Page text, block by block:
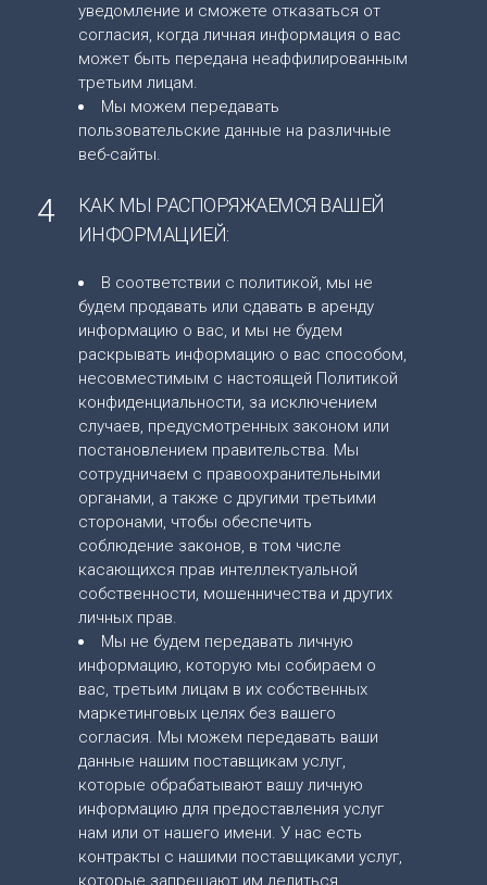
уведомление и сможете отказаться от
согласия, когда личная информация о вас
может быть передана неаффилированным
третьим лицам.
Мы можем передавать
пользовательские данные на различные
веб-сайты.
4
КАК МЫ РАСПОРЯЖАЕМСЯ ВАШЕЙ
ИНФОРМАЦИЕЙ:
В соответствии с политикой, мы не
будем продавать или сдавать в аренду
информацию о вас, и мы не будем
раскрывать информацию о вас способом,
несовместимым с настоящей Политикой
конфиденциальности, за исключением
случаев, предусмотренных законом или
постановлением правительства. Мы
сотрудничаем с правоохранительными
органами, а также с другими третьими
сторонами, чтобы обеспечить
соблюдение законов, в том числе
касающихся прав интеллектуальной
собственности, мошенничества и других
личных прав.
Мы не будем передавать личную
информацию, которую мы собираем о
вас, третьим лицам в их собственных
маркетинговых целях без вашего
согласия. Мы можем передавать ваши
данные нашим поставщикам услуг,
которые обрабатывают вашу личную
информацию для предоставления услуг
нам или от нашего имени. У нас есть
контракты с нашими поставщиками услуг,
которые запрещают им делиться